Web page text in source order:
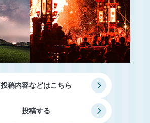
投稿内容などはこちら
投稿する